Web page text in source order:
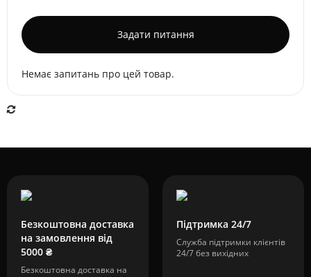
Задати питання
Немає запитань про цей товар.
Безкоштовна доставка
на замовлення від
5000 ₴
Безкоштовна доставка на
Підтримка 24/7
Служба підтримки клієнтів
24/7 без вихідних